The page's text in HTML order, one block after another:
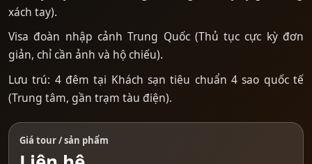
xách tay).
Visa đoàn nhập cảnh Trung Quốc (Thủ tục cực kỳ đơn
giản, chỉ cần ảnh và hộ chiếu).
Lưu trú: 4 đêm tại Khách sạn tiêu chuẩn 4 sao quốc tế
(Trung tâm, gần trạm tàu điện).
Giá tour / sản phẩm